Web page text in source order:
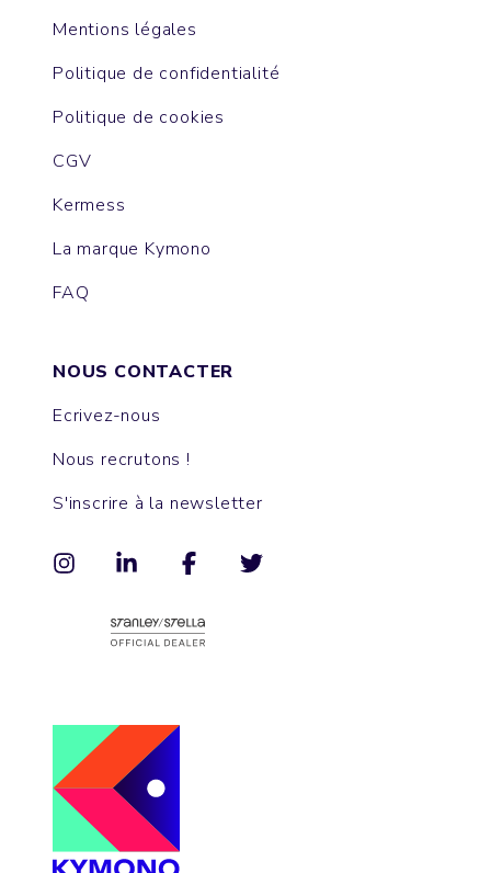
Mentions légales
Politique de confidentialité
Politique de cookies
CGV
Kermess
La marque Kymono
FAQ
NOUS CONTACTER
Ecrivez-nous
Nous recrutons !
S'inscrire à la newsletter